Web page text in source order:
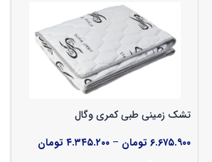
تشک زمینی طبی کمری وگال
۶.۶۷۵.۹۰۰ تومان – ۴.۳۴۵.۲۰۰ تومان